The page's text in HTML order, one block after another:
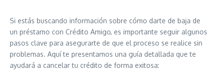
Si estás buscando información sobre cómo darte de baja de
un préstamo con Crédito Amigo, es importante seguir algunos
pasos clave para asegurarte de que el proceso se realice sin
problemas. Aquí te presentamos una guía detallada que te
ayudará a cancelar tu crédito de forma exitosa: